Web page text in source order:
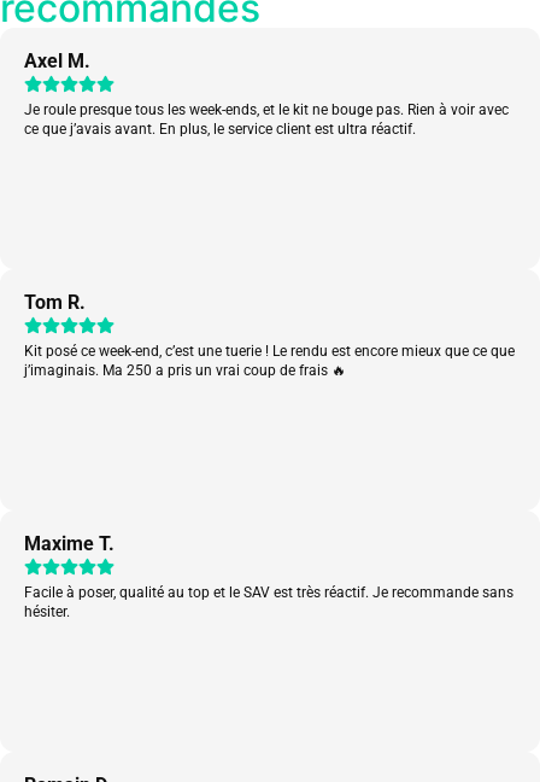
Axel M.
Je roule presque tous les week-ends, et le kit ne bouge pas. Rien à voir avec
ce que j’avais avant. En plus, le service client est ultra réactif.
Tom R.
Kit posé ce week-end, c’est une tuerie ! Le rendu est encore mieux que ce que
j’imaginais. Ma 250 a pris un vrai coup de frais 🔥
Maxime T.
Facile à poser, qualité au top et le SAV est très réactif. Je recommande sans
hésiter.